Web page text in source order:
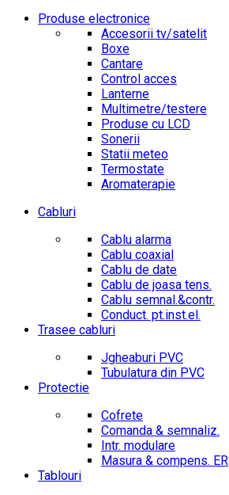
Produse electronice
Accesorii tv/satelit
Boxe
Cantare
Control acces
Lanterne
Multimetre/testere
Produse cu LCD
Sonerii
Statii meteo
Termostate
Aromaterapie
Cabluri
Cablu alarma
Cablu coaxial
Cablu de date
Cablu de joasa tens.
Cablu semnal.&contr.
Conduct. pt.inst.el.
Trasee cabluri
Jgheaburi PVC
Tubulatura din PVC
Protectie
Cofrete
Comanda & semnaliz.
Intr. modulare
Masura & compens. ER
Tablouri